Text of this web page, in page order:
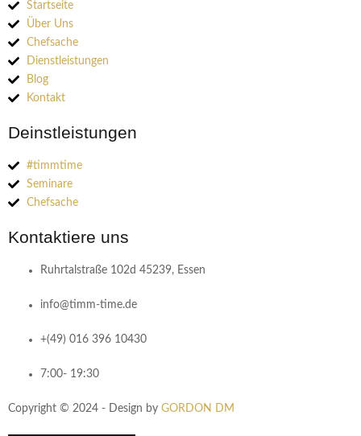
Startseite
Über Uns
Chefsache
Dienstleistungen
Blog
Kontakt
Deinstleistungen
#timmtime
Seminare
Chefsache
Kontaktiere uns​
Ruhrtalstraße 102d 45239, Essen
info@timm-time.de
+(49) 016 396 10430
7:00- 19:30
Copyright © 2024 - Design by GORDON DM